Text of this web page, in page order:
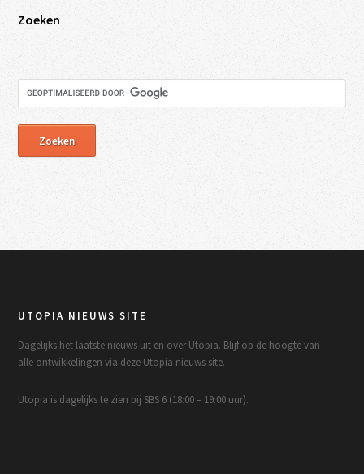
Zoeken
UTOPIA NIEUWS SITE
Dagelijks het laatste nieuws uit en over Utopia. Blijf op de hoogte van
alle ontwikkelingen via deze Utopia nieuws site.
Utopia is dagelijks te zien bij SBS 6 (18:00 – 19:00 uur).